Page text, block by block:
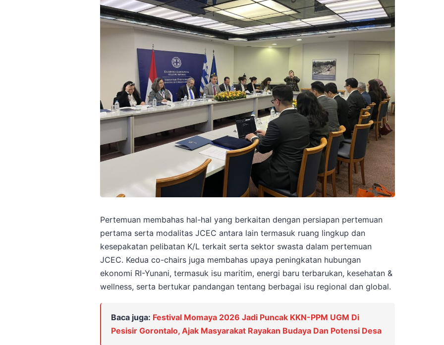
Pertemuan membahas hal-hal yang berkaitan dengan persiapan pertemuan
pertama serta modalitas JCEC antara lain termasuk ruang lingkup dan
kesepakatan pelibatan K/L terkait serta sektor swasta dalam pertemuan
JCEC. Kedua co-chairs juga membahas upaya peningkatan hubungan
ekonomi RI-Yunani, termasuk isu maritim, energi baru terbarukan, kesehatan &
wellness, serta bertukar pandangan tentang berbagai isu regional dan global.
Baca juga: Festival Momaya 2026 Jadi Puncak KKN-PPM UGM Di
Pesisir Gorontalo, Ajak Masyarakat Rayakan Budaya Dan Potensi Desa